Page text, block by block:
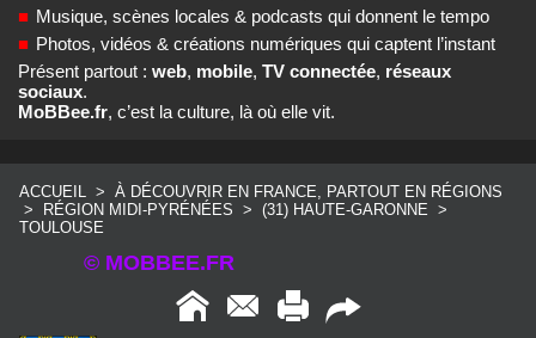
■ Musique, scènes locales & podcasts qui donnent le tempo
■ Photos, vidéos & créations numériques qui captent l’instant
Présent partout : web, mobile, TV connectée, réseaux
sociaux.
MoBBee.fr, c’est la culture, là où elle vit.
ACCUEIL > À DÉCOUVRIR EN FRANCE, PARTOUT EN RÉGIONS
>
RÉGION MIDI-PYRÉNÉES > (31) HAUTE-GARONNE >
TOULOUSE
© MOBBEE.FR